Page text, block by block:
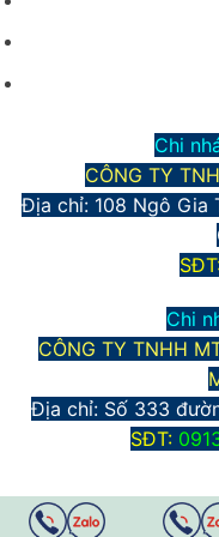
Chi
CÔNG TY
Địa chỉ: 108 Ngô Gia
S
Chi
CÔNG TY TNHH
Địa chỉ: Số 333
SĐT: